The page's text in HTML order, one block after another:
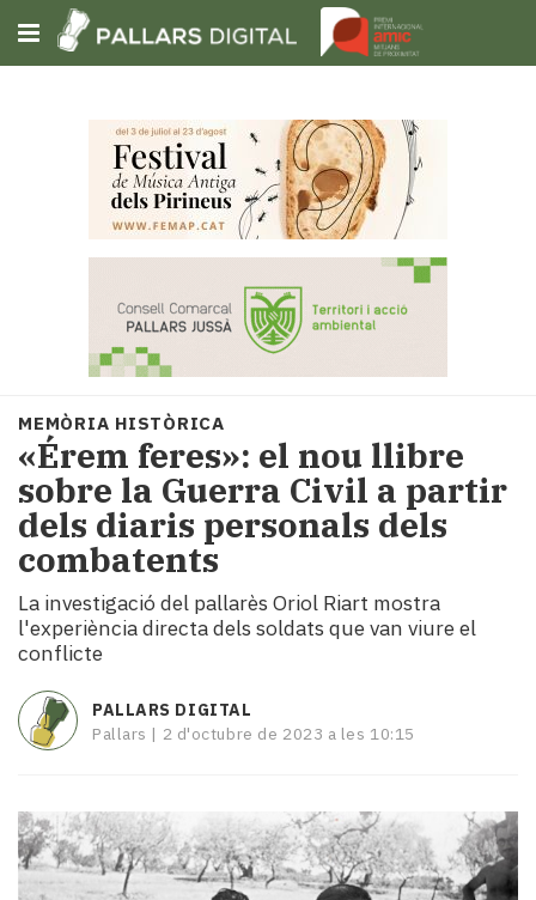
Subscriu-t'hi
Portada
Societat
Política
i
municipis
Economia
i
Cultura
Esports
Mai
tant!
TV
i
temps
Reportatges
Entrevistes
MEMÒRIA HISTÒRICA
«Érem feres»: el nou llibre
sobre la Guerra Civil a partir
dels diaris personals dels
combatents
La investigació del pallarès Oriol Riart mostra
l'experiència directa dels soldats que van viure el
conflicte
PALLARS DIGITAL
Pallars | 2 d'octubre de 2023 a les 10:15